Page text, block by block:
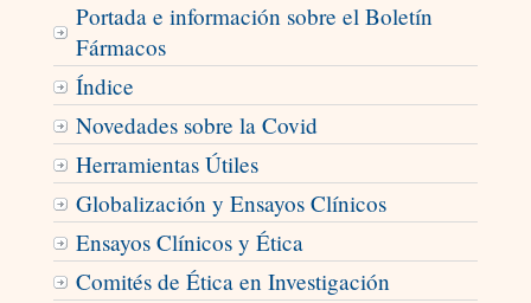
Portada e información sobre el Boletín
Fármacos
Índice
Novedades sobre la Covid
Herramientas Útiles
Globalización y Ensayos Clínicos
Ensayos Clínicos y Ética
Comités de Ética en Investigación